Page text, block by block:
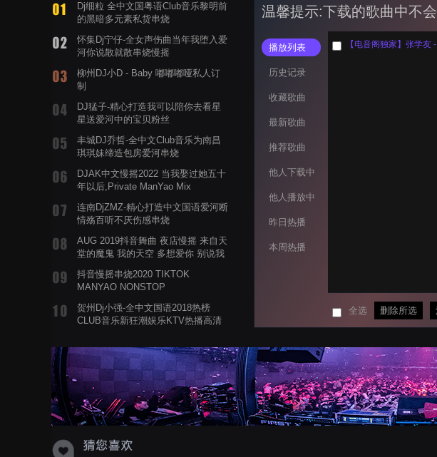
Dj细粒 全中文国粤语Club音乐黎明前
的黑暗多元素私货串烧
怀集Dj宁仔-全女声伤曲当年我堕入爱
河你说散就散串烧慢摇
柳州DJ小D - Baby 嘟嘟嘟哑私人订
制
DJ猛子-精心打造我可以陪你去看星
星送爱河中的宝贝粉丝
丰城DJ乔哲-全中文Club音乐为南昌
琪琪妹缔造包房爱河串烧
DJAK中文慢摇2022 当我娶过她五十
年以后,Private ManYao Mix
连南DjZMZ-精心打造中文国语爱河断
情殇百听不厌伤感串烧
AUG 2019抖音舞曲 夜店慢摇 来自天
堂的魔鬼 我的天空 多想爱你 别说我
抖音慢摇串烧2020 TIKTOK
MANYAO NONSTOP
蝉爸爸妈妈爱存在夏天的风是想你的
声音啊
贺州Dj小强-全中文国语2018热榜
CLUB音乐新狂潮娱乐KTV热播高清
温馨提示:下载的歌曲中不
播放列表
历史记录
收藏歌曲
最新歌曲
推荐歌曲
他人下载中
他人播放中
昨日热播
本周热播
【电音阁独家】张学
全选 删除所选